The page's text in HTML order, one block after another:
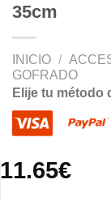
35cm
INICIO /
GOFRADO
Elije tu método
11.65€